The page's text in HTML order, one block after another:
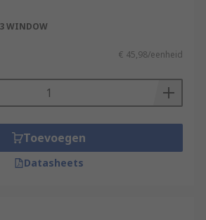
WINDOW
€ 45,98/eenheid
Toevoegen
Datasheets